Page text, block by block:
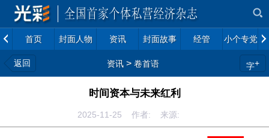
首页 封面人物 资讯 封面故事 经管 小个专党建
返回 资讯 > 卷首语 字+
时间资本与未来红利
2025-11-25 作者: 来源: